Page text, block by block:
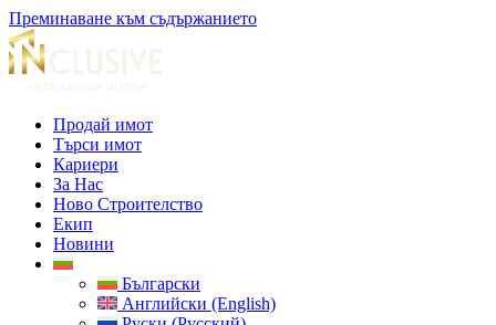
Преминаване към съдържанието
Продай имот
Търси имот
Кариери
За Нас
Ново Строителство
Екип
Новини
Български
Английски (English)